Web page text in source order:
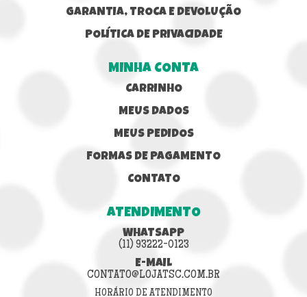
GARANTIA, TROCA E DEVOLUÇÃO
POLÍTICA DE PRIVACIDADE
MINHA CONTA
CARRINHO
MEUS DADOS
MEUS PEDIDOS
FORMAS DE PAGAMENTO
CONTATO
ATENDIMENTO
WHATSAPP
(11) 93222-0123
E-MAIL
CONTATO@LOJATSC.COM.BR
HORÁRIO DE ATENDIMENTO